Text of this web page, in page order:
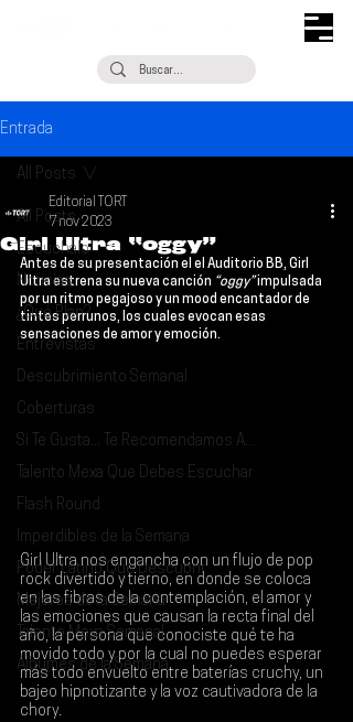
Entrada
All Posts
Escúchalo
Noticias
¿Qué Plan?
Entrevistas
Descubrimiento Semanal
Coberturas
Si Te Gusta... Te Recomendamos A...
Talento Mexa Que Debes Escuchar
Flash Round
Imperdibles de la Semana
Poder Latino Que Descubrir
Mejores de la Semana
Talento Mexa Semanal
Álbumes de la Semana
All Posts
Girl Ultra “oggy”
Editorial TORT
7 nov 2023
Antes de su presentación el el Auditorio BB, Girl
Ultra estrena su nueva canción “oggy” impulsada
por un ritmo pegajoso y un mood encantador de
tintes perrunos, los cuales evocan esas
sensaciones de amor y emoción.
Girl Ultra nos engancha con un flujo de pop
rock divertido y tierno, en donde se coloca
en las fibras de la contemplación, el amor y
las emociones que causan la recta final del
año, la persona que conociste qué te ha
movido todo y por la cual no puedes esperar
más todo envuelto entre baterías cruchy, un
bajeo hipnotizante y la voz cautivadora de la
chory.